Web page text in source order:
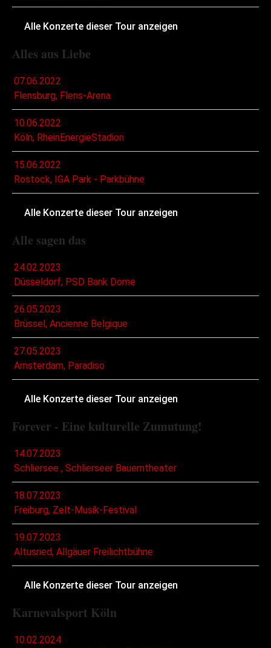
Alle Konzerte dieser Tour anzeigen
Alles aus Liebe
07.06.2022
Flensburg, Flens-Arena
10.06.2022
Köln, RheinEnergieStadion
15.06.2022
Rostock, IGA Park - Parkbühne
Alle Konzerte dieser Tour anzeigen
Alle sagen das
24.02.2023
Düsseldorf, PSD Bank Dome
26.05.2023
Brüssel, Ancienne Belgique
27.05.2023
Amsterdam, Paradiso
Alle Konzerte dieser Tour anzeigen
Forever - Eine kulturelle Zumutung!
14.07.2023
Schliersee , Schlierseer Bauerntheater
18.07.2023
Freiburg, Zelt-Musik-Festival
19.07.2023
Altusried, Allgäuer Freilichtbühne
Alle Konzerte dieser Tour anzeigen
Karnevalsport Köln
10.02.2024